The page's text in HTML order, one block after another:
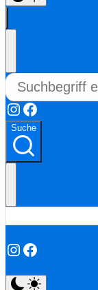
Instagram
Facebook
Suche
Instagram
Facebook